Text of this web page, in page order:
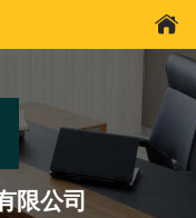
限公司